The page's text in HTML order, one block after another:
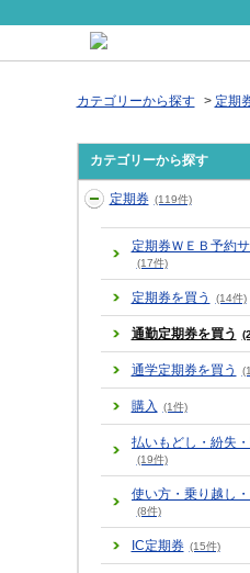
カテゴリーから探す > 定期
カテゴリーから探す
定期券 (119件)
定期券ＷＥＢ予約
(17件)
定期券を買う (14件)
通勤定期券を買う
通学定期券を買う
購入 (1件)
払いもどし・紛失
(19件)
使い方・乗り越し
(8件)
IC定期券 (15件)